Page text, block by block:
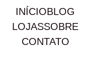
INÍCIOBLOG
LOJASSOBRE
CONTATO